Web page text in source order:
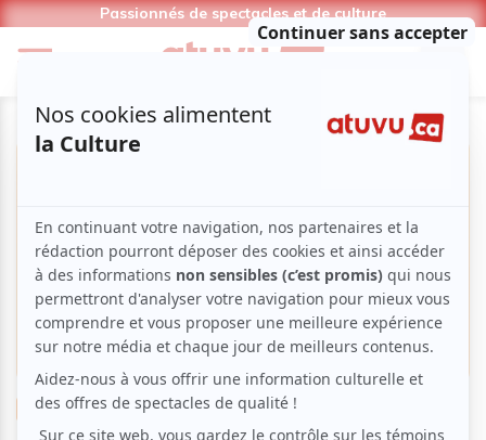
Passionnés de spectacles et de culture
Humour Stand-up